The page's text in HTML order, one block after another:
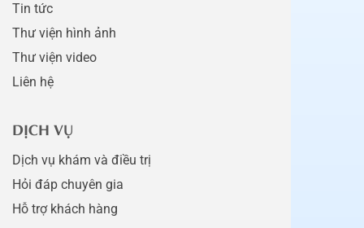
Tin tức
Thư viện hình ảnh
Thư viện video
Liên hệ
DỊCH VỤ
Dịch vụ khám và điều trị
Hỏi đáp chuyên gia
Hỗ trợ khách hàng